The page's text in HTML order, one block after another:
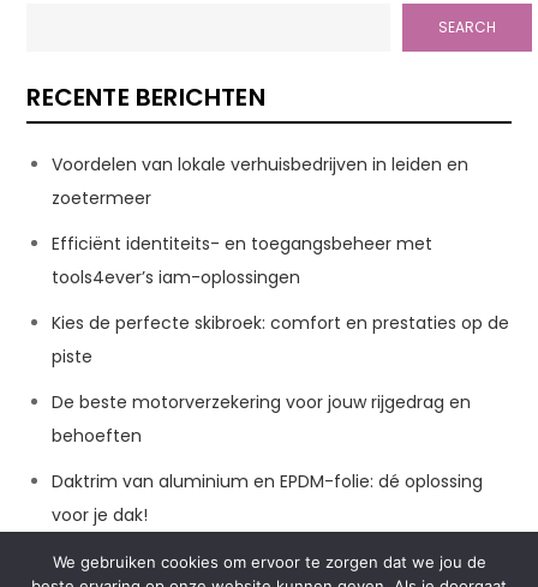
SEARCH
RECENTE BERICHTEN
Voordelen van lokale verhuisbedrijven in leiden en
zoetermeer
Efficiënt identiteits- en toegangsbeheer met
tools4ever’s iam-oplossingen
Kies de perfecte skibroek: comfort en prestaties op de
piste
De beste motorverzekering voor jouw rijgedrag en
behoeften
Daktrim van aluminium en EPDM-folie: dé oplossing
voor je dak!
We gebruiken cookies om ervoor te zorgen dat we jou de